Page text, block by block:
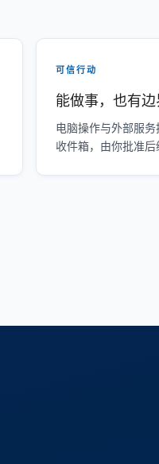
可信行动
能做事，也有边
电脑操作与外部服
收件箱，由你批准后